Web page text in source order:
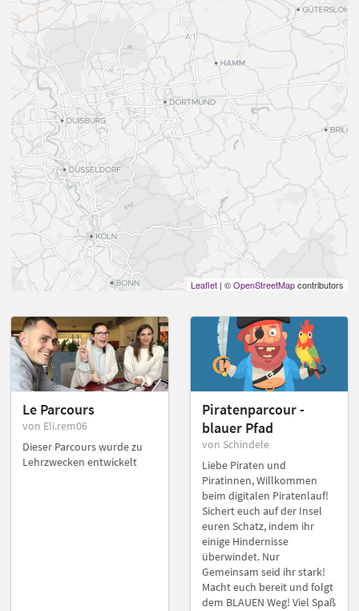
Leaflet | ©OpenStreetMapcontributors
Le Parcours
von Eli.rem06
Dieser Parcours wurde zu
Lehrzwecken entwickelt
Piratenparcour -
blauer Pfad
von Schindele
Liebe Piraten und
Piratinnen, Willkommen
beim digitalen Piratenlauf!
Sichert euch auf der Insel
euren Schatz, indem ihr
einige Hindernisse
überwindet. Nur
Gemeinsam seid ihr stark!
Macht euch bereit und folgt
dem BLAUEN Weg! Viel Spaß